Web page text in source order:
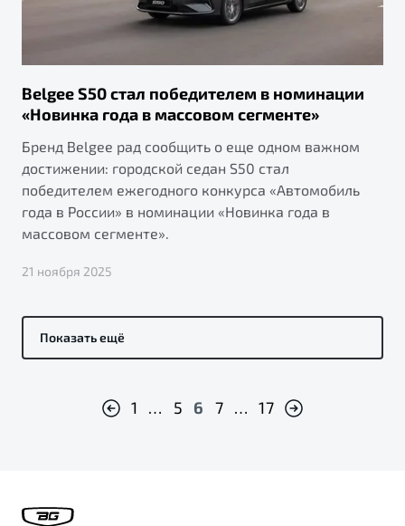
Belgee S50 стал победителем в номинации
«Новинка года в массовом сегменте»
Бренд Belgee рад сообщить о еще одном важном
достижении: городской седан S50 стал
победителем ежегодного конкурса «Автомобиль
года в России» в номинации «Новинка года в
массовом сегменте».
21 ноября 2025
Показать ещё
1 … 5 6 7 … 17